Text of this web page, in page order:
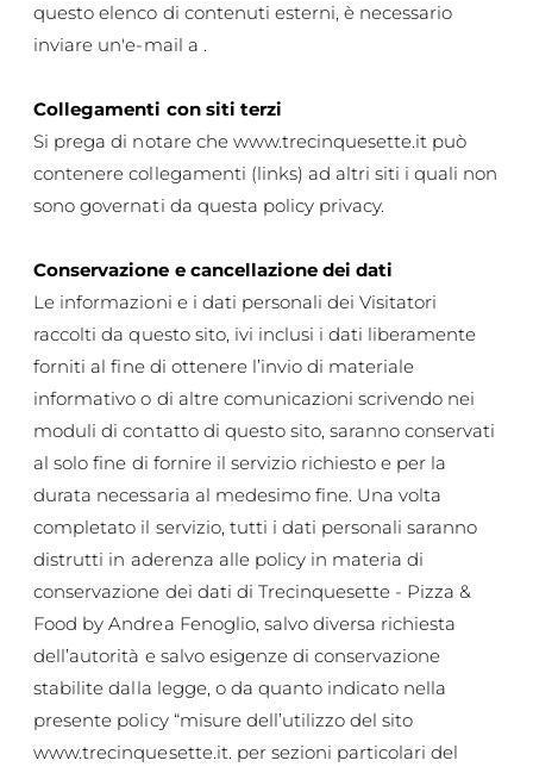
questo elenco di contenuti esterni, è necessario
inviare un'e-mail a .
Collegamenti con siti terzi
Si prega di notare che www.trecinquesette.it può
contenere collegamenti (links) ad altri siti i quali non
sono governati da questa policy privacy.
Conservazione e cancellazione dei dati
Le informazioni e i dati personali dei Visitatori
raccolti da questo sito, ivi inclusi i dati liberamente
forniti al fine di ottenere l’invio di materiale
informativo o di altre comunicazioni scrivendo nei
moduli di contatto di questo sito, saranno conservati
al solo fine di fornire il servizio richiesto e per la
durata necessaria al medesimo fine. Una volta
completato il servizio, tutti i dati personali saranno
distrutti in aderenza alle policy in materia di
conservazione dei dati di Trecinquesette - Pizza &
Food by Andrea Fenoglio, salvo diversa richiesta
dell’autorità e salvo esigenze di conservazione
stabilite dalla legge, o da quanto indicato nella
presente policy “misure dell’utilizzo del sito
www.trecinquesette.it. per sezioni particolari del